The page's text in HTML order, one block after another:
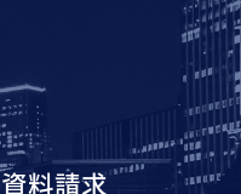
資料請求